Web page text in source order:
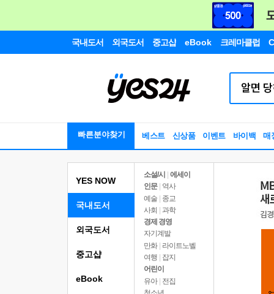
국내도서 외국도서 중고샵 eBook 크레마클럽
빠른분야찾기 베스트 신상품 이벤트 바이백 매
YES NOW
국내도서
소설/시
에세이
인문
역사
예술 | 종교
사회 | 과학
경제 경영
자기계발
만화 | 라이트노벨
여행
잡지
어린이
유아 | 전집
외국도서
중고샵
eBook